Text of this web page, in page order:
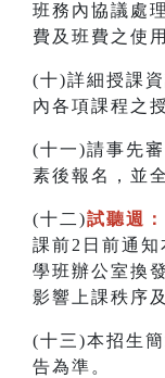
班務內協議處
費及班費之使
(十)詳細授課
內各項課程之
(十一)請事先
素後報名，並
(十二)試聽週
課前2日前通
學班辦公室換
影響上課秩序
(十三)本招生
告為準。